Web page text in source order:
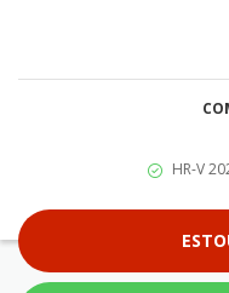
HR-V